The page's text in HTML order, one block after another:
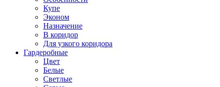
Купе
Эконом
Назначение
В коридор
Для узкого коридора
Гардеробные
Цвет
Белые
Светлые